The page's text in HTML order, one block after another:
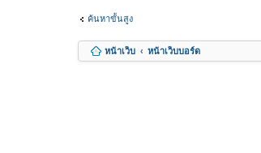
ค้นหาขั้นสูง
หน้าเว็บ หน้าเว็บบอร์ด